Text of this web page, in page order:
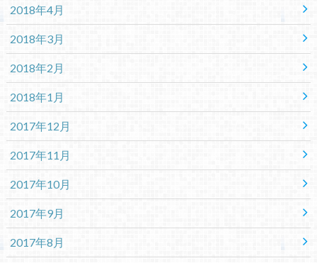
2018年4月
2018年3月
2018年2月
2018年1月
2017年12月
2017年11月
2017年10月
2017年9月
2017年8月